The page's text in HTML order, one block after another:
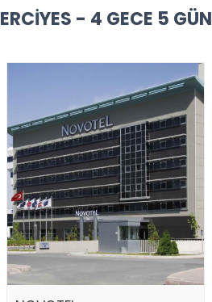
ERCIYES - 4 GECE 5 GÜN